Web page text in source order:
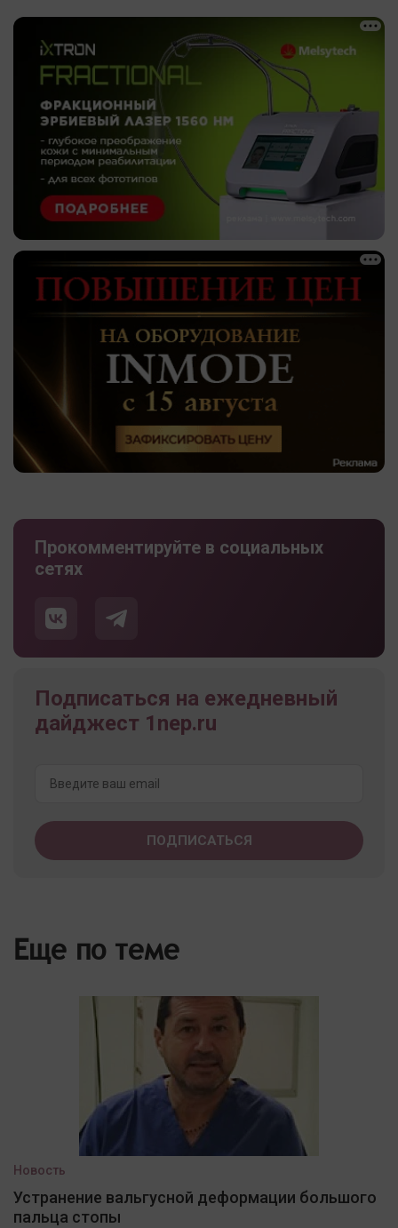
Прокомментируйте в социальных
сетях
Подписаться на ежедневный
дайджест 1nep.ru
Еще по теме
Новость
Устранение вальгусной деформации большого
пальца стопы